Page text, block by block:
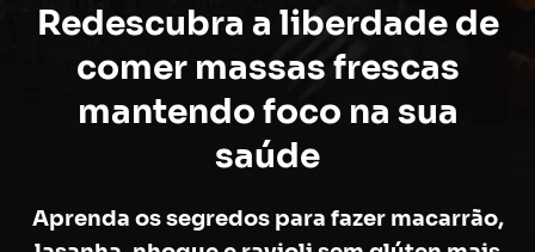
Redescubra a liberdade de
comer massas frescas
mantendo foco na sua
saúde
Aprenda os segredos para fazer macarrão,